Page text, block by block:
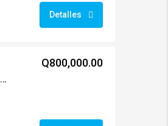
Detalles
#00639 Linda casa en Venta Alamendas de Santo Domingo km.30 CES
Q800,000.00